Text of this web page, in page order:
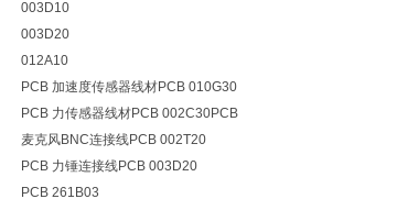
003D10
003D20
012A10
PCB 加速度传感器线材PCB 010G30
PCB 力传感器线材PCB 002C30PCB
麦克风BNC连接线PCB 002T20
PCB 力锤连接线PCB 003D20
PCB 261B03